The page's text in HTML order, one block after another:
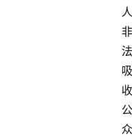
人
非
法
吸
收
公
众